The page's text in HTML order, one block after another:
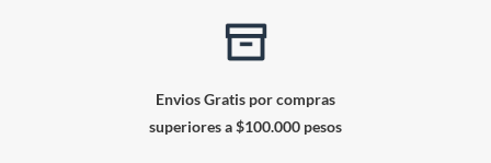
Envios Gratis por compras
superiores a $100.000 pesos